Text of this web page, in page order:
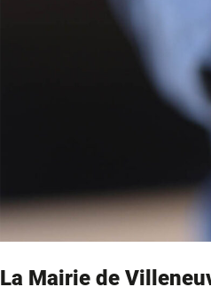
La Mairie de